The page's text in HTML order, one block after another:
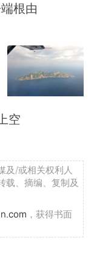
根由
空
及/或相关权利人
载、摘编、复制及
，获得书面